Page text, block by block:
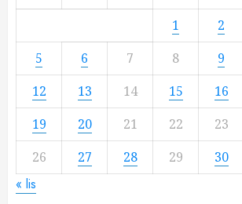
1
2
5
6 7 8 9
12
13 14 15 16
19
20 21 22 23
26
27 28 29 30
« lis